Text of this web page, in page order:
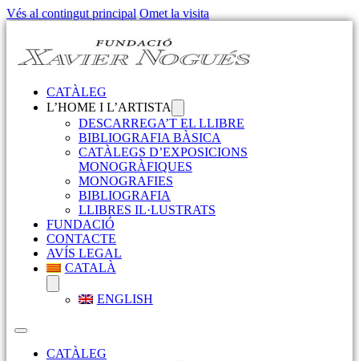
Vés al contingut principal Omet la visita
CATÀLEG
L’HOME I L’ARTISTA
DESCARREGA’T EL LLIBRE
BIBLIOGRAFIA BÀSICA
CATÀLEGS D’EXPOSICIONS
MONOGRÀFIQUES
MONOGRAFIES
BIBLIOGRAFIA
LLIBRES IL·LUSTRATS
FUNDACIÓ
CONTACTE
AVÍS LEGAL
CATALÀ
ENGLISH
CATÀLEG